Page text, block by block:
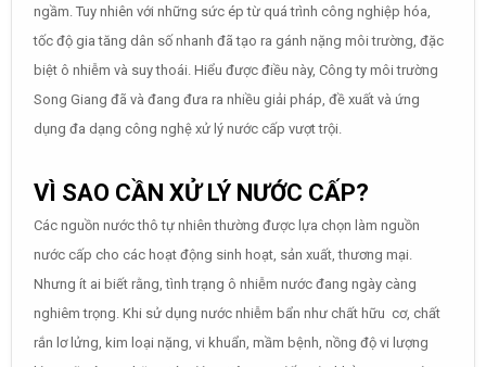
ngầm. Tuy nhiên với những sức ép từ quá trình công nghiệp hóa,
tốc độ gia tăng dân số nhanh đã tạo ra gánh nặng môi trường, đặc
biệt ô nhiễm và suy thoái. Hiểu được điều này, Công ty môi trường
Song Giang đã và đang đưa ra nhiều giải pháp, đề xuất và ứng
dụng đa dạng công nghệ xử lý nước cấp vượt trội.
VÌ SAO CẦN XỬ LÝ NƯỚC CẤP?
Các nguồn nước thô tự nhiên thường được lựa chọn làm nguồn
nước cấp cho các hoạt động sinh hoạt, sản xuất, thương mại.
Nhưng ít ai biết rằng, tình trạng ô nhiễm nước đang ngày càng
nghiêm trọng. Khi sử dụng nước nhiễm bẩn như chất hữu cơ, chất
rắn lơ lửng, kim loại nặng, vi khuẩn, mầm bệnh, nồng độ vi lượng